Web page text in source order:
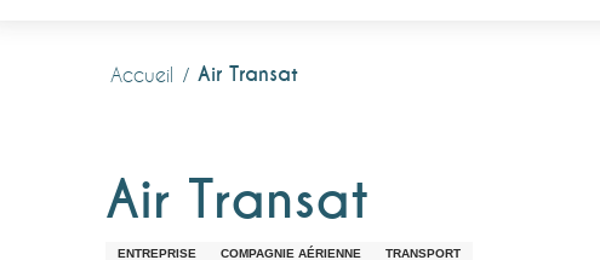
Accueil Air Transat
Air Transat
ENTREPRISE COMPAGNIE AÉRIENNE TRANSPORT